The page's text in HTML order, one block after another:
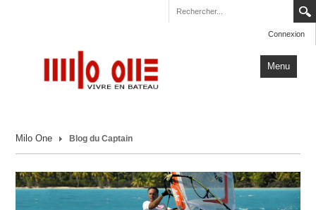
Connexion
Menu
Carnets de Voyage
Actualités
Milo One Blog du Captain